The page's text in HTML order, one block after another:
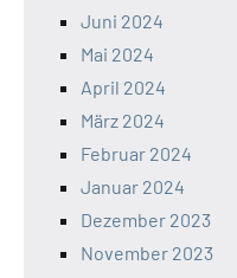
Juni 2024
Mai 2024
April 2024
März 2024
Februar 2024
Januar 2024
Dezember 2023
November 2023